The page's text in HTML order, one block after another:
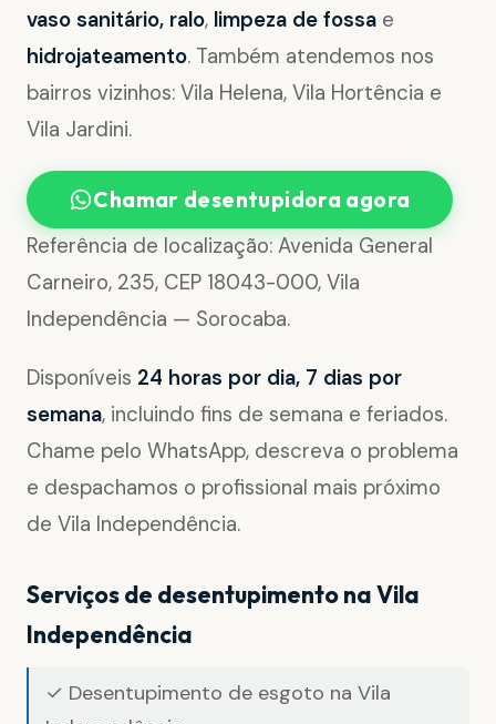
vaso sanitário, ralo, limpeza de fossa e
hidrojateamento. Também atendemos nos
bairros vizinhos: Vila Helena, Vila Hortência e
Vila Jardini.
Chamar desentupidora agora
Referência de localização: Avenida General
Carneiro, 235, CEP 18043-000, Vila
Independência — Sorocaba.
Disponíveis 24 horas por dia, 7 dias por
semana, incluindo fins de semana e feriados.
Chame pelo WhatsApp, descreva o problema
e despachamos o profissional mais próximo
de Vila Independência.
Serviços de desentupimento na Vila
Independência
✓ Desentupimento de esgoto na Vila